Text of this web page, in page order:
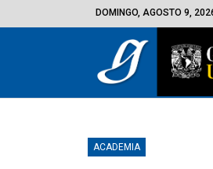
DOMINGO, AGOSTO 9,
ACADEMIA